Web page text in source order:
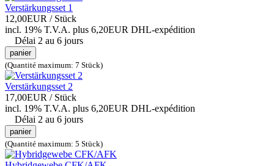
Verstärkungsset 1
12,00EUR / Stück
incl. 19% T.V.A. plus 6,20EUR DHL-expédition
Délai 2 au 6 jours
panier
(Quantité maximum: 7 Stück)
Verstärkungsset 2
17,00EUR / Stück
incl. 19% T.V.A. plus 6,20EUR DHL-expédition
Délai 2 au 6 jours
panier
(Quantité maximum: 5 Stück)